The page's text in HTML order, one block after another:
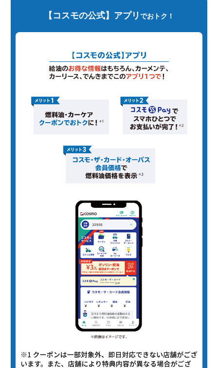
【コスモの公式】アプリ でおトク！